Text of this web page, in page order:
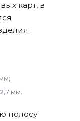
карт, в
мм.
полосу